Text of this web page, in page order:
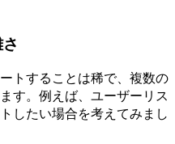
トすることは稀で、複数の
す。例えば、ユーザーリス
したい場合を考えてみまし